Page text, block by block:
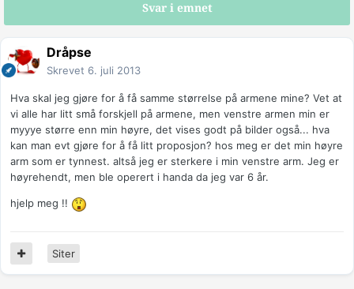
Svar i emnet
Dråpse
Skrevet 6. juli 2013
Hva skal jeg gjøre for å få samme størrelse på armene mine? Vet at
vi alle har litt små forskjell på armene, men venstre armen min er
myyye større enn min høyre, det vises godt på bilder også... hva
kan man evt gjøre for å få litt proposjon? hos meg er det min høyre
arm som er tynnest. altså jeg er sterkere i min venstre arm. Jeg er
høyrehendt, men ble operert i handa da jeg var 6 år.
hjelp meg !!
Siter